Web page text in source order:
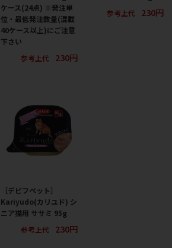
ケース(24点) ※発注単
位・最低発注数量(混載
40ケース以上)にご注意
下さい
参考上代
230円
参考上代
230円
［デビフペット］
Kariyudo(カリユド) シ
ニア猫用 ササミ 95g
参考上代
230円